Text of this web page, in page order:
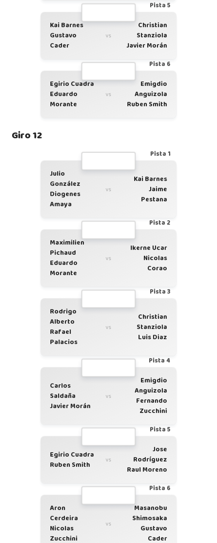
Pista 5
Kai Barnes
Gustavo
Cader
vs
Christian
Stanziola
Javier Morán
Pista 6
Egirio Cuadra
Eduardo
Morante
vs
Emigdio
Anguizola
Ruben Smith
Giro 12
Pista 1
Julio
González
Diogenes
Amaya
vs
Kai Barnes
Jaime
Pestana
Pista 2
Maximilien
Pichaud
Eduardo
Morante
vs
Ikerne Ucar
Nicolas
Corao
Pista 3
Rodrigo
Alberto
Rafael
Palacios
vs
Christian
Stanziola
Luis Diaz
Pista 4
Carlos
Saldaña
Javier Morán
vs
Emigdio
Anguizola
Fernando
Zucchini
Pista 5
Egirio Cuadra
Ruben Smith
vs
Jose
Rodríguez
Raul Moreno
Pista 6
Aron
Cerdeira
Nicolas
Zucchini
vs
Masanobu
Shimosaka
Gustavo
Cader